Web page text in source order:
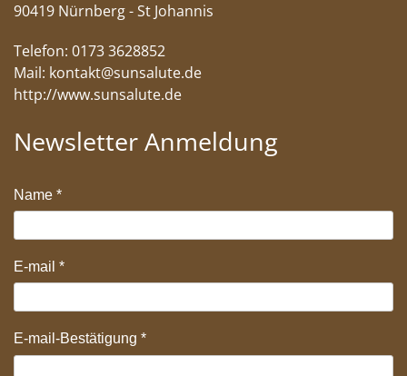
90419 Nürnberg - St Johannis
Telefon: 0173 3628852
Mail: kontakt@sunsalute.de
http://www.sunsalute.de
Newsletter Anmeldung
Name *
E-mail *
E-mail-Bestätigung *